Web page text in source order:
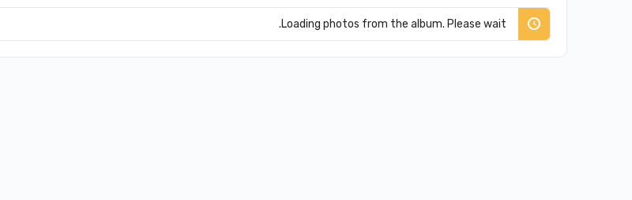
Loading photos from the album. Please wait.